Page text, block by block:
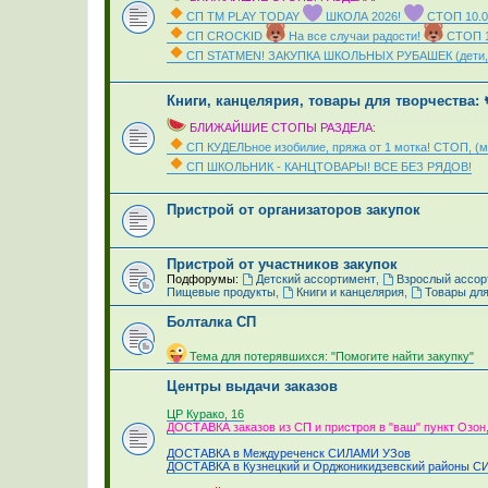
СП ТМ PLAY TODAY
ШКОЛА 2026!
СТОП
СП CROCKID
На все случаи радости!
СТОП
СП STATMEN! ЗАКУПКА ШКОЛЬНЫХ РУБАШЕК (дети,
Книги, канцелярия, товары для
БЛИЖАЙШИЕ СТОПЫ РАЗДЕЛА:
СП КУДЕЛЬное изобилие, пряжа от 1 мотка! СТОП,
СП ШКОЛЬНИК - КАНЦТОВАРЫ! ВСЕ БЕЗ РЯДОВ!
Пристрой от организаторов закупок
Пристрой от участников закупок
Подфорумы: Детский ассортимент,
Взрослый
Пищевые продукты
Книги и канцелярия, Товары
Болталка СП
Тема для потерявшихся: "Помогите найти закупку"
Центры выдачи заказов
ЦР Курако, 16
ДОСТАВКА заказов из СП и пристроя в "ваш" пункт
ДОСТАВКА в Междуреченск СИЛАМИ УЗов
ДОСТАВКА в Кузнецкий и Орджоникидзевский районы